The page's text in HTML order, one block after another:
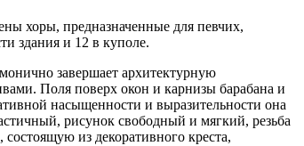
хоры, предназначенные для певчих,
здания и 12 в куполе.
завершает архитектурную
Поля поверх окон и карнизы барабана и
насыщенности и выразительности она
рисунок свободный и мягкий, резьба
из декоративного креста,